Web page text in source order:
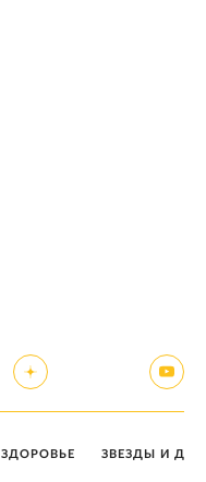
ЗДОРОВЬЕ ЗВЕЗДЫ И